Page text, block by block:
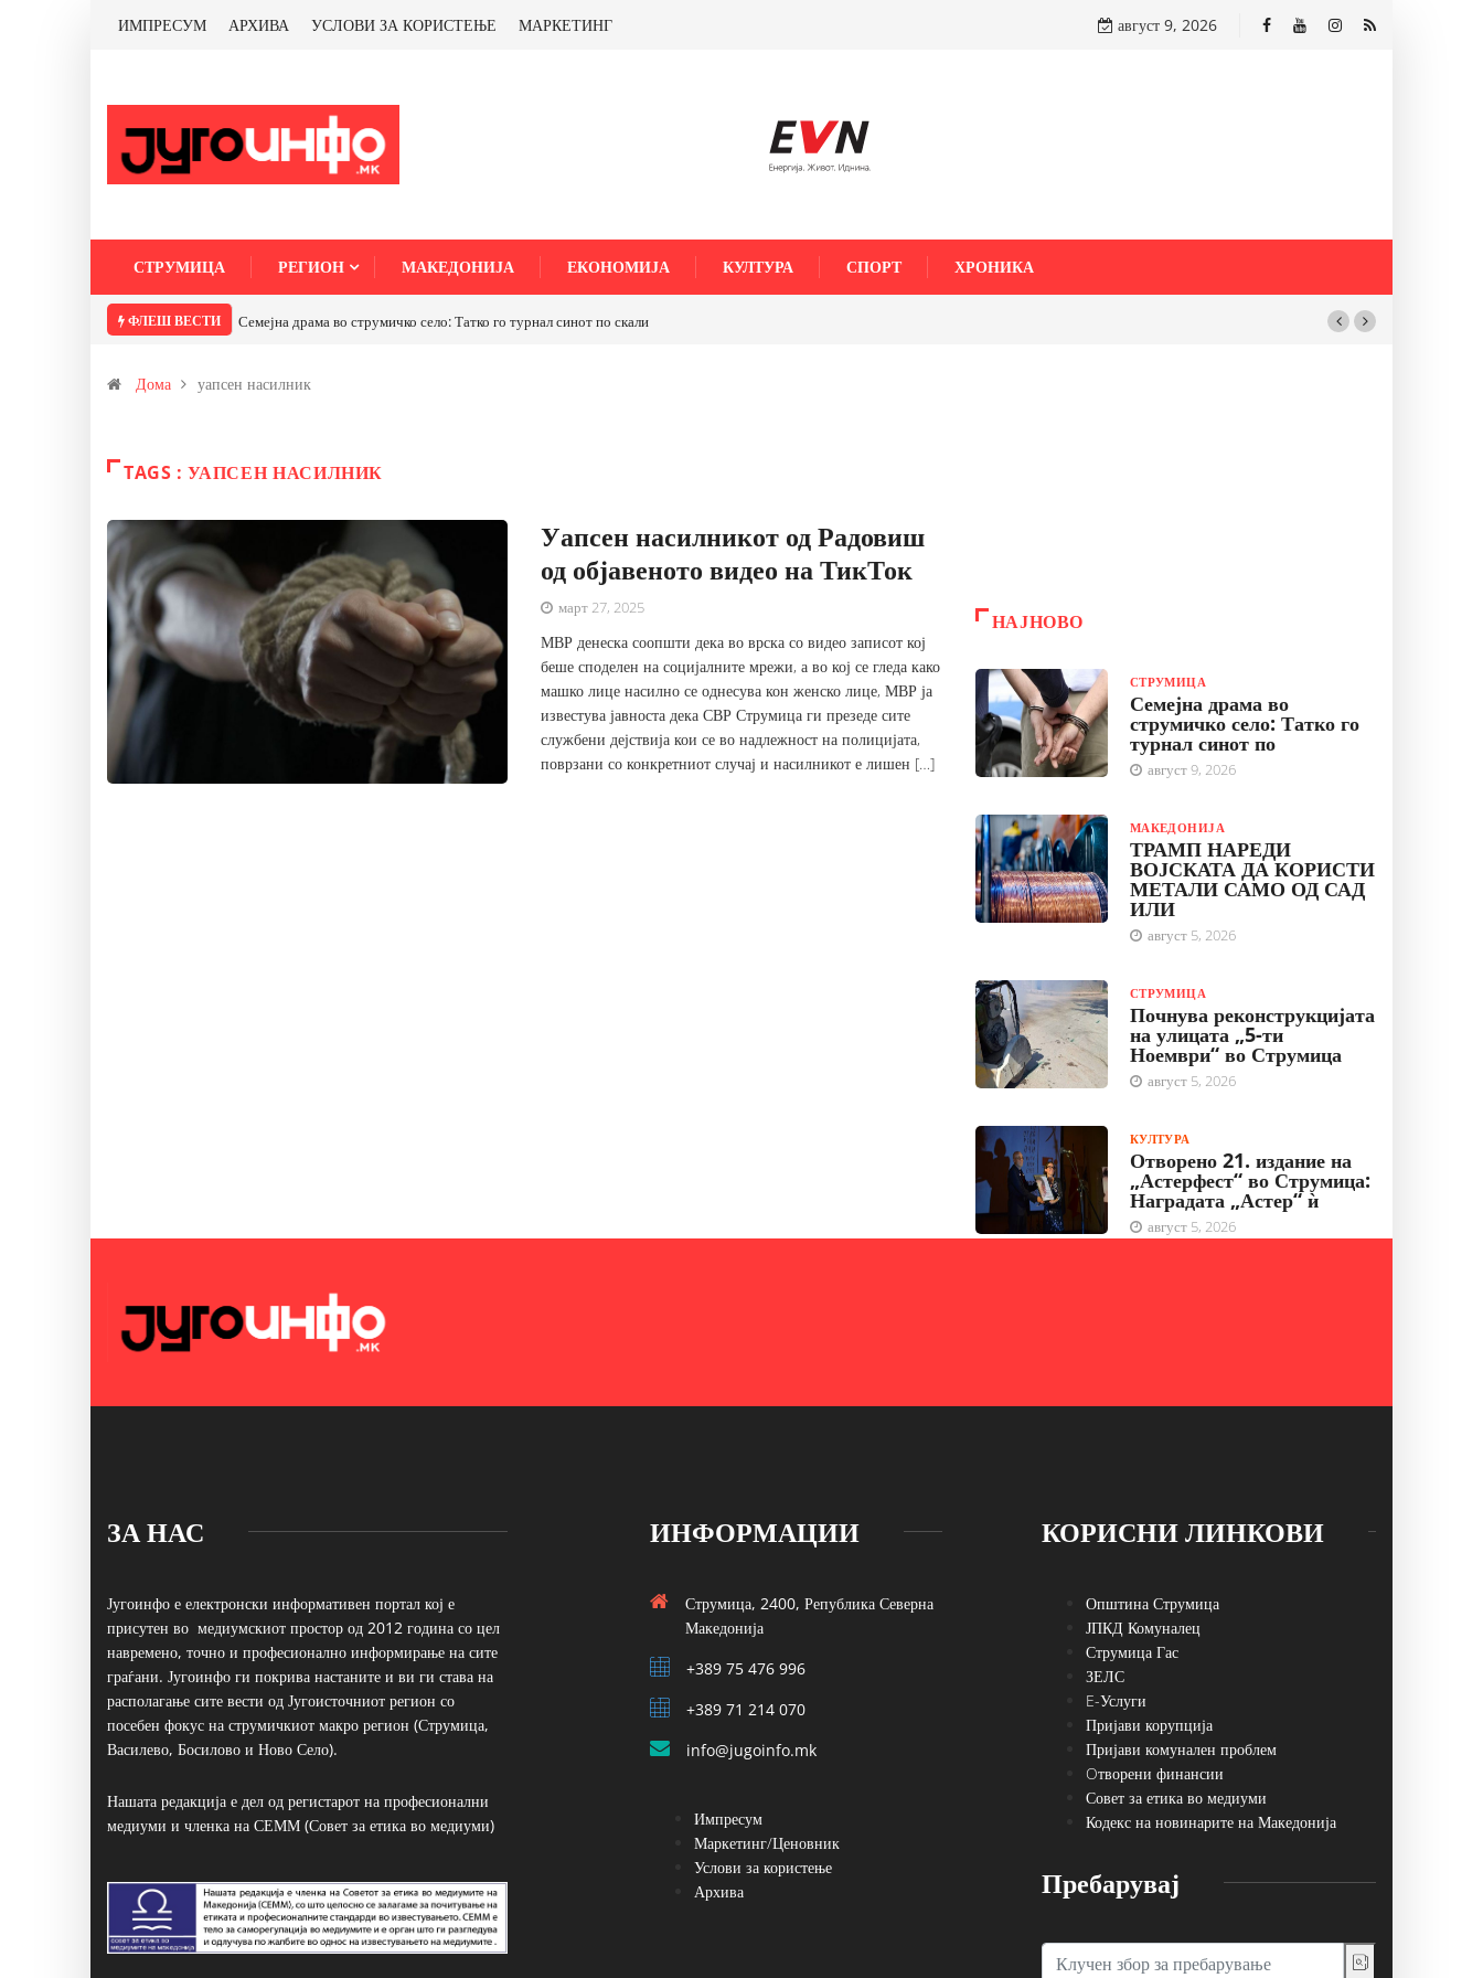
ИМПРЕСУМ АРХИВА УСЛОВИ ЗА КОРИСТЕЊЕ МАРКЕТИНГ август 9, 2026
СТРУМИЦА РЕГИОН МАКЕДОНИЈА ЕКОНОМИЈА КУЛТУРА СПОРТ ХРОНИКА
ФЛЕШ ВЕСТИ Семејна драма во струмичко село: Татко го турнал синот по скали
Дома уапсен насилник
TAGS : УАПСЕН НАСИЛНИК
Уапсен насилникот од Радовиш
од објавеното видео на ТикТок
март 27, 2025
МВР денеска соопшти дека во врска со видео записот кој
беше споделен на социјалните мрежи, а во кој се гледа како
машко лице насилно се однесува кон женско лице, МВР ја
известува јавноста дека СВР Струмица ги презеде сите
службени дејствија кои се во надлежност на полицијата,
поврзани со конкретниот случај и насилникот е лишен […]
НАЈНОВО
СТРУМИЦА
Семејна драма во
струмичко село: Татко го
турнал синот по
август 9, 2026
МАКЕДОНИЈА
ТРАМП НАРЕДИ
ВОЈСКАТА ДА КОРИСТИ
МЕТАЛИ САМО ОД САД
ИЛИ
август 5, 2026
СТРУМИЦА
Почнува реконструкцијата
на улицата „5-ти
Ноември“ во Струмица
август 5, 2026
КУЛТУРА
Отворено 21. издание на
„Астерфест“ во Струмица:
Наградата „Астер“ ѝ
август 5, 2026
ЗА НАС
Југоинфо е електронски информативен портал кој е
присутен во медиумскиот простор од 2012 година со цел
навремено, точно и професионално информирање на сите
граѓани. Југоинфо ги покрива настаните и ви ги става на
располагање сите вести од Југоисточниот регион со
посебен фокус на струмичкиот макро регион (Струмица,
Василево, Босилово и Ново Село).
Нашата редакција е дел од регистарот на професионални
медиуми и членка на СЕММ (Совет за етика во медиуми)
ИНФОРМАЦИИ
Струмица, 2400, Република Северна
Македонија
+389 75 476 996
+389 71 214 070
info@jugoinfo.mk
Импресум
Маркетинг/Ценовник
Услови за користење
Архива
КОРИСНИ ЛИНКОВИ
Општина Струмица
ЈПКД Комуналец
Струмица Гас
ЗЕЛС
E-Услуги
Пријави корупција
Пријави комунален проблем
Oтворени финансии
Совет за етика во медиуми
Кодекс на новинарите на Македонија
Пребарувај